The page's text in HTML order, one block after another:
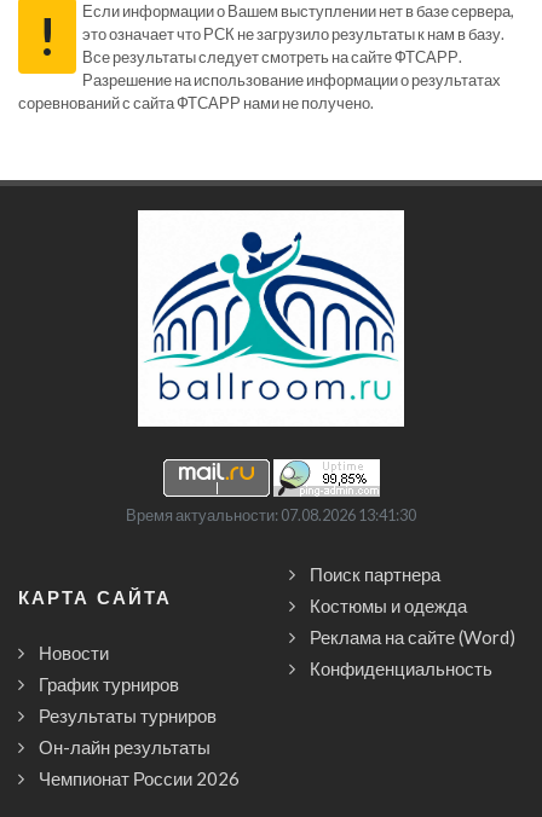
!
Если информации о Вашем выступлении нет в базе сервера,
это означает что РСК не загрузило результаты к нам в базу.
Все результаты следует смотреть на сайте ФТСАРР.
Разрешение на использование информации о результатах
соревнований с сайта ФТСАРР нами не получено.
Время актуальности: 07.08.2026 13:41:30
КАРТА САЙТА
Новости
График турниров
Результаты турниров
Он-лайн результаты
Чемпионат России 2026
Поиск партнера
Костюмы и одежда
Реклама на сайте (Word)
Конфиденциальность